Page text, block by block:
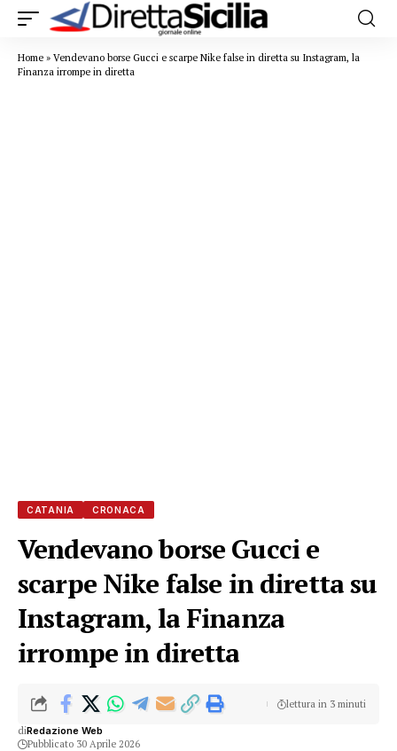
Home » Vendevano borse Gucci e scarpe Nike false in diretta su Instagram, la
Finanza irrompe in diretta
CATANIA CRONACA
Vendevano borse Gucci e
scarpe Nike false in diretta su
Instagram, la Finanza
irrompe in diretta
diRedazione Web
Pubblicato 30 Aprile 2026
lettura in 3 minuti